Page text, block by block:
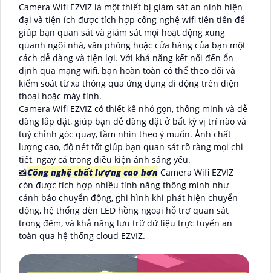
Camera Wifi EZVIZ là một thiết bị giám sát an ninh hiện
đại và tiện ích được tích hợp công nghệ wifi tiên tiến để
giúp bạn quan sát và giám sát mọi hoạt động xung
quanh ngôi nhà, văn phòng hoặc cửa hàng của bạn một
cách dễ dàng và tiện lợi. Với khả năng kết nối đến ổn
định qua mạng wifi, bạn hoàn toàn có thể theo dõi và
kiểm soát từ xa thông qua ứng dụng di động trên điện
thoại hoặc máy tính.
Camera Wifi EZVIZ có thiết kế nhỏ gọn, thông minh và dễ
dàng lắp đặt, giúp bạn dễ dàng đặt ở bất kỳ vị trí nào và
tuỳ chỉnh góc quay, tầm nhìn theo ý muốn. Ảnh chất
lượng cao, độ nét tốt giúp bạn quan sát rõ ràng mọi chi
tiết, ngay cả trong điều kiện ánh sáng yếu.
📸Công nghệ chất lượng cao hơn Camera Wifi EZVIZ
còn được tích hợp nhiều tính năng thông minh như
cảnh báo chuyển động, ghi hình khi phát hiện chuyển
động, hệ thống đèn LED hồng ngoại hỗ trợ quan sát
trong đêm, và khả năng lưu trữ dữ liệu trực tuyến an
toàn qua hệ thống cloud EZVIZ.